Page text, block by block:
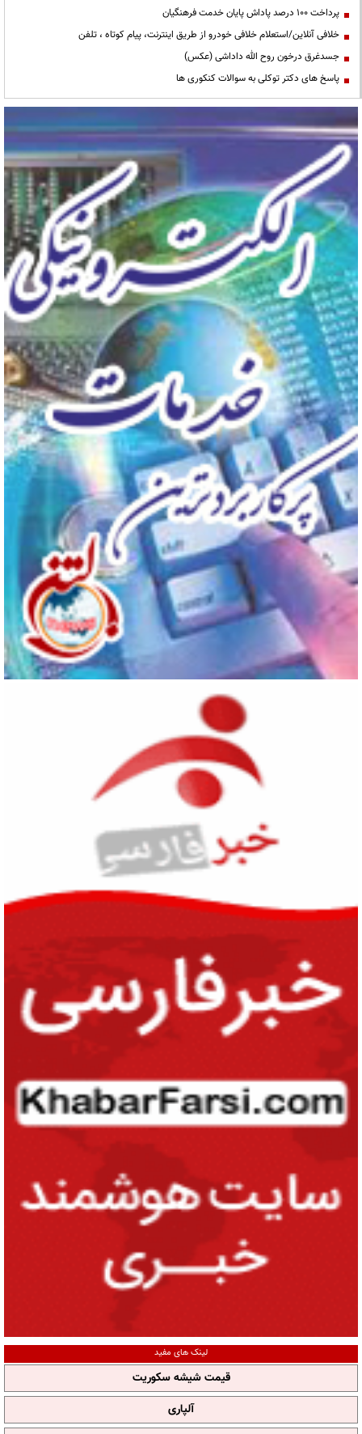
پرداخت ۱۰۰ درصد پاداش پایان خدمت فرهنگیان
خلافی آنلاین/استعلام خلافی خودرو از طریق اینترنت، پیام کوتاه ، تلفن
جسدغرق درخون روح الله داداشی (عکس)
پاسخ های دکتر توکلی به سوالات کنکوری ها
لینک های مفید
قیمت شیشه سکوریت
آلپاری